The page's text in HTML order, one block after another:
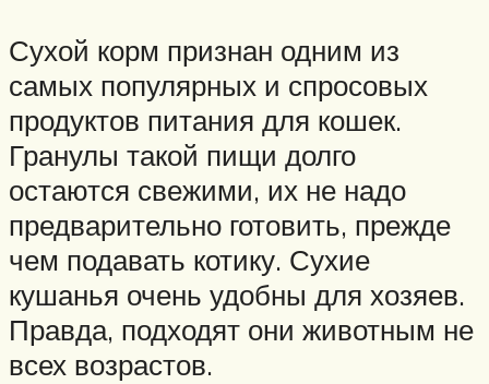
Сухой корм признан одним из
самых популярных и спросовых
продуктов питания для кошек.
Гранулы такой пищи долго
остаются свежими, их не надо
предварительно готовить, прежде
чем подавать котику. Сухие
кушанья очень удобны для хозяев.
Правда, подходят они животным не
всех возрастов.